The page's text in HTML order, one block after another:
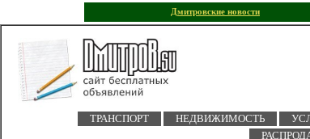
Дмитровские новости
ТРАНСПОРТ НЕДВИЖИМОСТЬ